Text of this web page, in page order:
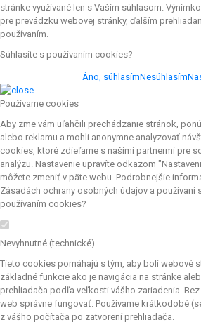
stránke využívané len s Vaším súhlasom.
pre prevádzku webovej stránky, ďalším
používaním.
Súhlasíte s používaním cookies?
Áno, súhlasímNesúhlasím
Používame cookies
Aby zme vám uľahčili prechádzanie stránok,
alebo reklamu a mohli anonymne analyzovať
cookies, ktoré zdieľame s našimi partnermi pre
analýzu. Nastavenie upravíte odkazom
môžete zmeniť v päte webu. Podrobnejšie
Zásadách ochrany osobných údajov a používaní
používaním cookies?
Nevyhnutné (technické)
Tieto cookies pomáhajú s tým, aby boli webové
základné funkcie ako je navigácia na stránke
prehliadača podľa veľkosti vášho zariadenia.
web správne fungovať. Používame krátkodobé
z vášho počítača po zatvorení prehliadača.